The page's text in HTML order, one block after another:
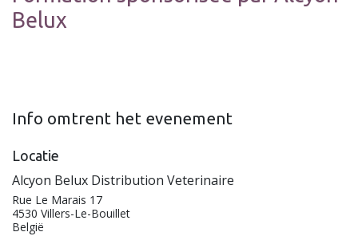
Belux
Info omtrent het evenement
Locatie
Alcyon Belux Distribution Veterinaire
Rue Le Marais 17
4530 Villers-Le-Bouillet
België